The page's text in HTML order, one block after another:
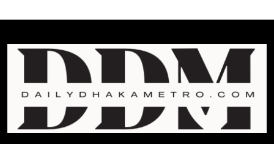
প্রধানমন্ত্রী
ফিফা সভাপতির বিরুদ্ধে এবার
‘নারী সংক্রান্ত অভিযোগ
ছেলেকে নিয়ে রোনালদোর যে বড়